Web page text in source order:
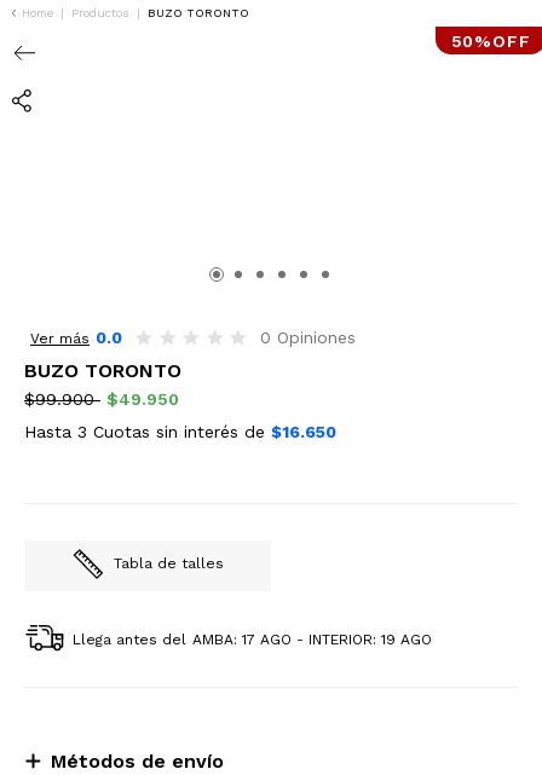
Home | Productos | BUZO TORONTO
50%OFF
Ver más 0.0 0 Opiniones
BUZO TORONTO
$99.900 $49.950
Hasta 3 Cuotas sin interés de $16.650
Tabla de talles
Llega antes del AMBA: 17 AGO - INTERIOR: 19 AGO
Métodos de envío